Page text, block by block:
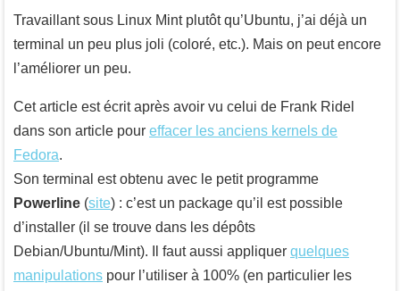
Travaillant sous Linux Mint plutôt qu’Ubuntu, j’ai déjà un
terminal un peu plus joli (coloré, etc.). Mais on peut encore
l’améliorer un peu.
Cet article est écrit après avoir vu celui de Frank Ridel
dans son article pour effacer les anciens kernels de
Fedora.
Son terminal est obtenu avec le petit programme
Powerline (site) : c’est un package qu’il est possible
d’installer (il se trouve dans les dépôts
Debian/Ubuntu/Mint). Il faut aussi appliquer quelques
manipulations pour l’utiliser à 100% (en particulier les